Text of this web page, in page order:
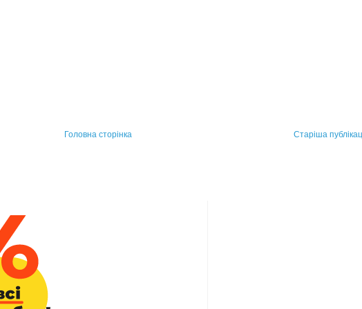
Старіша
Головна сторінка